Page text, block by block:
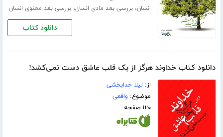
انسان،بررسی بعد مادی انسان،بررسی بعد معنوی انسان
دانلود کتاب
دانلود کتاب خداوند هرگز از یک قلب عاشق دست نمی‌کشد!
از: لیلا خدابخشی
موضوع: واقعی
۱۲۰ صفحه